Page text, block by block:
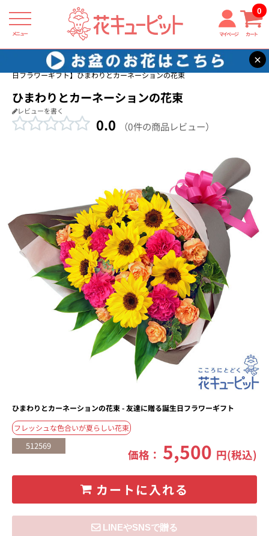
メニュー マイページ カート
0
×
花キューピット 友達に贈る誕生日フラワーギフト
【友達に贈る誕生
日フラワーギフト】ひまわりとカーネーションの花束
ひまわりとカーネーションの花束
レビューを書く
0.0 （0件の商品レビュー）
ひまわりとカーネーションの花束 - 友達に贈る誕生日フラワーギフト
フレッシュな色合いが夏らしい花束
512569
価格： 5,500 円(税込)
カートに入れる